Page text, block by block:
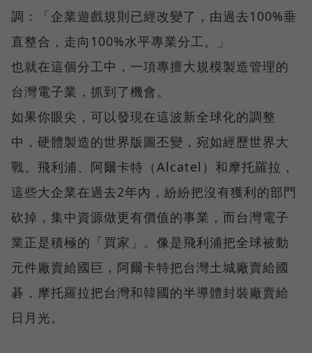
調：「企業遊戲規則已經改變了，由過去100%垂
直整合，走向100%水平專業分工。」
也就在這個分工中，一項專擅大規模製造管理的
台灣電子業，抓到了機會。
如果你眼尖，可以發現在這波新全球化的調整
中，硬體製造的世界版圖丕變，宛如經歷世界大
戰。飛利浦、阿爾卡特（Alcatel）和摩托羅拉，
這些大企業在過去2年內，紛紛把沒有獲利的部門
砍掉，集中資源做更有價值的事業，而台灣電子
業正是積極的「買家」。像是飛利浦把全球被動
元件廠賣給國巨，阿爾卡特把台灣土城廠賣給國
碁，摩托羅拉把台灣和韓國的半導體封裝廠賣給
日月光。